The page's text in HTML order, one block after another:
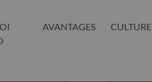
AVANTAGES CULTURE